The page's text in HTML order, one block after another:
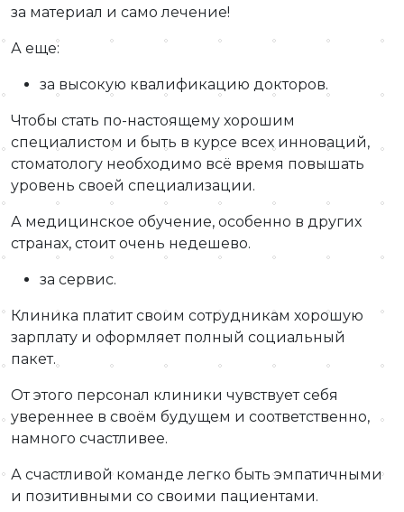
за материал и само лечение!
А еще:
за высокую квалификацию докторов.
Чтобы стать по-настоящему хорошим
специалистом и быть в курсе всех инноваций,
стоматологу необходимо всё время повышать
уровень своей специализации.
А медицинское обучение, особенно в других
странах, стоит очень недешево.
за сервис.
Клиника платит своим сотрудникам хорошую
зарплату и оформляет полный социальный
пакет.
От этого персонал клиники чувствует себя
увереннее в своём будущем и соответственно,
намного счастливее.
А счастливой команде легко быть эмпатичными
и позитивными со своими пациентами.